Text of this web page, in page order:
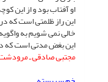
او آفتاب بود و از این
این راز ظلمتى است که
خالى نمى شویم به
این بغض مدتى است
مجتبى صادقى ـ